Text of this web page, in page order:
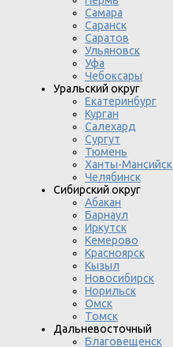
Самара
Саранск
Саратов
Ульяновск
Уфа
Чебоксары
Уральский округ
Екатеринбург
Курган
Салехард
Сургут
Тюмень
Ханты-Мансийск
Челябинск
Сибирский округ
Абакан
Барнаул
Иркутск
Кемерово
Красноярск
Кызыл
Новосибирск
Норильск
Омск
Томск
Дальневосточный
Благовещенск